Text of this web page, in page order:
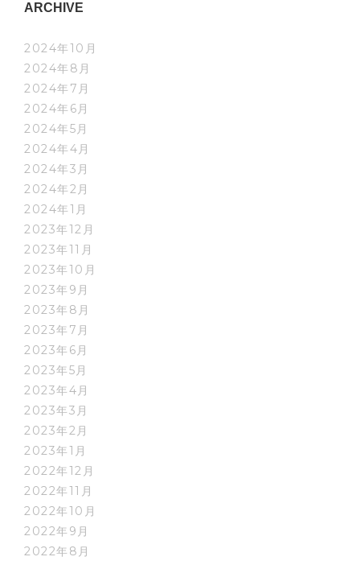
ARCHIVE
2024年10月
2024年8月
2024年7月
2024年6月
2024年5月
2024年4月
2024年3月
2024年2月
2024年1月
2023年12月
2023年11月
2023年10月
2023年9月
2023年8月
2023年7月
2023年6月
2023年5月
2023年4月
2023年3月
2023年2月
2023年1月
2022年12月
2022年11月
2022年10月
2022年9月
2022年8月